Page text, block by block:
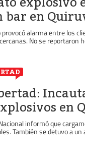
bar en
alarma entre los
No se reportaron
en
informó que
También se detuvo a